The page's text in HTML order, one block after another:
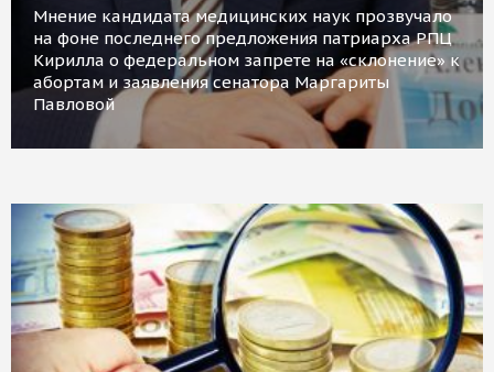
Мнение кандидата медицинских наук прозвучало
на фоне последнего предложения патриарха РПЦ
Кирилла о федеральном запрете на «склонение» к
абортам и заявления сенатора Маргариты
Павловой